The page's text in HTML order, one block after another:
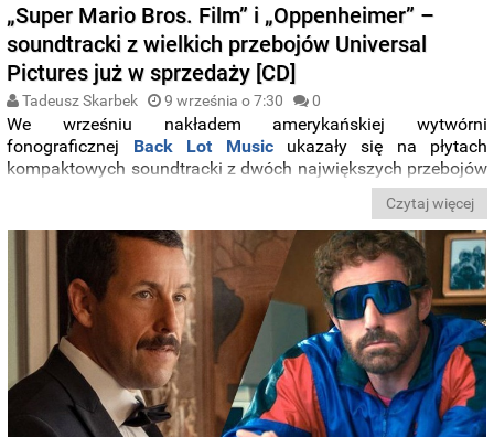
„Super Mario Bros. Film” i „Oppenheimer” –
soundtracki z wielkich przebojów Universal
Pictures już w sprzedaży [CD]
Tadeusz Skarbek 9 września o 7:30 0
We wrześniu nakładem amerykańskiej wytwórni
fonograficznej Back Lot Musicukazały się na płytach
kompaktowych soundtracki z dwóch największych przebojów
w 2023 roku: animacji
” i filmu biograficznego
„Oppenheimer” w reżyseriiChristophera Nolana. Poniżej
szczegóły obu wydawnictw, w Polsce niestety niedostępnych
na krążkach CD.
Czytaj więcej